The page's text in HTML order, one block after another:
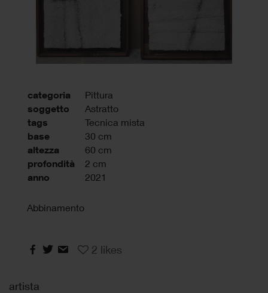
categoria Pittura
soggetto Astratto
tags Tecnica mista
base 30 cm
altezza 60 cm
profondità 2 cm
anno 2021
Abbinamento
2 likes
artista